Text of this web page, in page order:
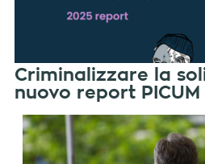
Criminalizzare la
nuovo report PICUM